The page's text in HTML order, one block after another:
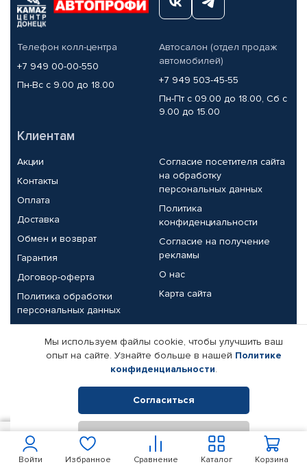
Войти Избранное Сравнение Корзина
Каталог
Телефон колл-центра
+7 949 00-00-550
Пн-Вс с 9.00 до 18.00
Автосалон (отдел продаж
автомобилей)
+7 949 503-45-55
Пн-Пт с 09.00 до 18.00, Сб с
9.00 до 15.00
Клиентам
Акции
Контакты
Оплата
Доставка
Обмен и возврат
Гарантия
Договор-оферта
Политика обработки
персональных данных
Согласие посетителя сайта
на обработку
персональных данных
Политика
конфиденциальности
Согласие на получение
рекламы
О нас
Карта сайта
Партнерам
Корпоративным клиентам
Поставщикам
Реквизиты компании
© КАМАЗ ЦЕНТР ДОНЕЦК, 2015-2026. Все права защищены.
Интернет-магазин автомобильных товаров Автопрофи.
Мы используем файлы cookie, чтобы улучшить ваш
опыт на сайте. Узнайте больше в нашей Политике
конфиденциальности.
Согласиться
Отклонить
50 В корзину